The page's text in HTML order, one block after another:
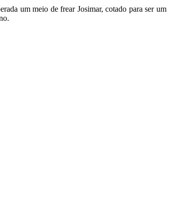
um meio de frear Josimar, cotado para ser